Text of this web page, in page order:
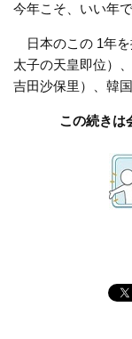
今年こそ、いい年
日本のこの 1年を
太子の天皇即位）
吉田沙保里）、韓
この続きは